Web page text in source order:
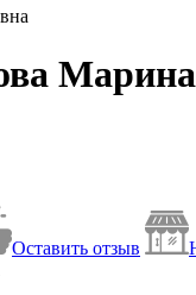
Оставить отзыв